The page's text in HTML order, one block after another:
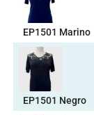
EP1501 Marino
EP1501 Negro